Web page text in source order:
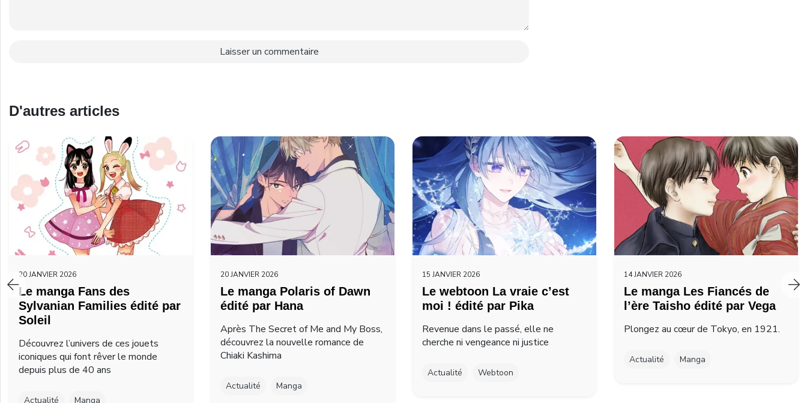
D'autres articles
20 JANVIER 2026
Le manga Fans des
Sylvanian Families édité par
Soleil
Découvrez l’univers de ces jouets
iconiques qui font rêver le monde
depuis plus de 40 ans
Actualité Manga
20 JANVIER 2026
Le manga Polaris of Dawn
édité par Hana
Après The Secret of Me and My Boss,
découvrez la nouvelle romance de
Chiaki Kashima
Actualité Manga
15 JANVIER 2026
Le webtoon La vraie c’est
moi ! édité par Pika
Revenue dans le passé, elle ne
cherche ni vengeance ni justice
Actualité Webtoon
14 JANVIER 2026
Le manga Les Fiancés de
l’ère Taisho édité par Vega
Plongez au cœur de Tokyo, en 1921.
Actualité Manga